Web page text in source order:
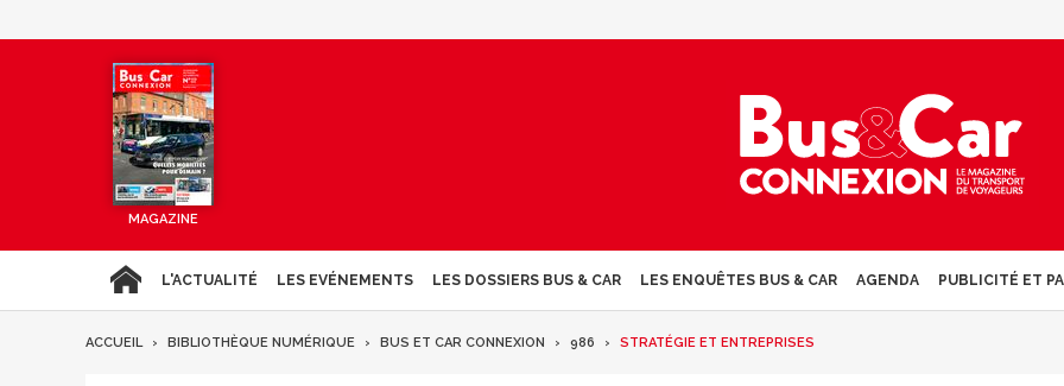
MAGAZINE
L'ACTUALITÉ LES EVÉNEMENTS LES DOSSIERS BUS & CAR LES ENQUÊTES BUS & CAR AGENDA PUBLICITÉ ET
ACCUEIL BIBLIOTHÈQUE NUMÉRIQUE BUS ET CAR CONNEXION 986 STRATÉGIE ET ENTREPRISES